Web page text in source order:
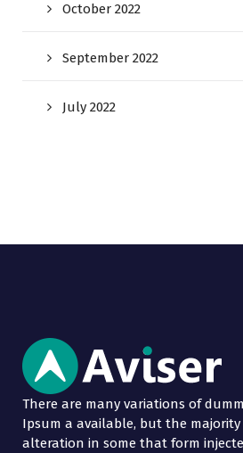
October 2022
September 2022
July 2022
There are many variations of
Ipsum a available, but the
alteration in some that form